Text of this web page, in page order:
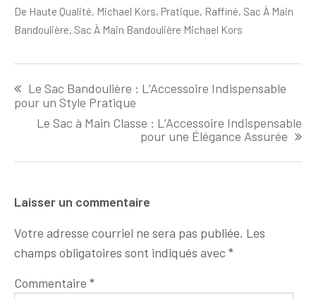
De Haute Qualité, Michael Kors, Pratique, Raffiné, Sac À Main
Bandoulière, Sac À Main Bandoulière Michael Kors
de
l'article
Le Sac Bandoulière : L’Accessoire Indispensable
pour un Style Pratique
Le Sac à Main Classe : L’Accessoire Indispensable
pour une Élégance Assurée
Laisser un commentaire
Votre adresse courriel ne sera pas publiée. Les
champs obligatoires sont indiqués avec *
Commentaire *